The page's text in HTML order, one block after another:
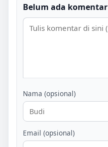
Belum ada komentar
Nama (opsional)
Email (opsional)